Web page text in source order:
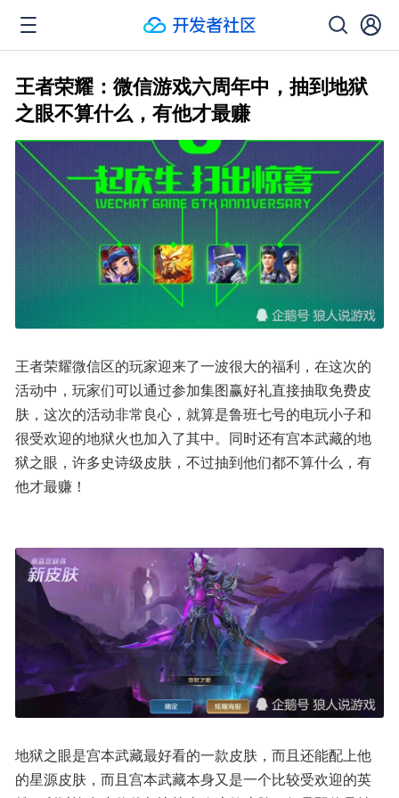
王者荣耀：微信游戏六周年中，抽到地狱
之眼不算什么，有他才最赚
王者荣耀微信区的玩家迎来了一波很大的福利，在这次的
活动中，玩家们可以通过参加集图赢好礼直接抽取免费皮
肤，这次的活动非常良心，就算是鲁班七号的电玩小子和
很受欢迎的地狱火也加入了其中。同时还有宫本武藏的地
狱之眼，许多史诗级皮肤，不过抽到他们都不算什么，有
他才最赚！
地狱之眼是宫本武藏最好看的一款皮肤，而且还能配上他
的星源皮肤，而且宫本武藏本身又是一个比较受欢迎的英